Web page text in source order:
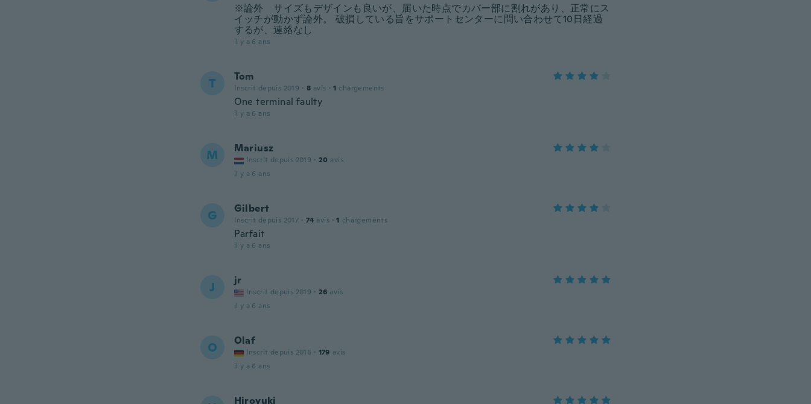
※論外 サイズもデザインも良いが、届いた時点でカバー部に割れがあり、正常にス
イッチが動かず論外。 破損している旨をサポートセンターに問い合わせて10日経過
するが、連絡なし
il y a 6 ans
T Tom
Inscrit depuis 2019 · 8 avis · 1 chargements
One terminal faulty
il y a 6 ans
M Mariusz
Inscrit depuis 2019 · 20 avis
il y a 6 ans
G Gilbert
Inscrit depuis 2017 · 74 avis · 1 chargements
Parfait
il y a 6 ans
J jr
Inscrit depuis 2019 · 26 avis
il y a 6 ans
O Olaf
Inscrit depuis 2016 · 179 avis
il y a 6 ans
Hiroyuki